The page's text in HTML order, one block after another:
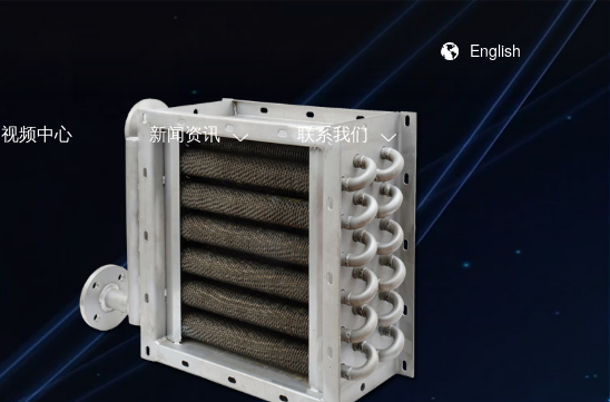
English
视频中心 新闻资讯 联系我们